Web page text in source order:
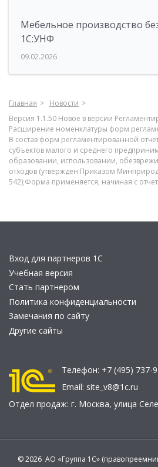
Мебельное производство
1С:УНФ
09.02.2026
Главная
Новости
Версия 1.1.50 Новое в версии
Расширение номенклатуры форм
В состав форм регламентированной
субъектов малого и среднего
образовании, использовании,
отходов (утвержден Приказом
542);Форма применяется, начиная с
Вход для партнеров 1С
Учебная версия
Стать партнером
Политика конфиденциальности
Замечания по сайту
Другие сайты
Телефон: +7 (495) 737-
Email: site_v8@1c.ru
Отдел продаж: г. Москва, улица
© 2026 АО «Группа 1С»